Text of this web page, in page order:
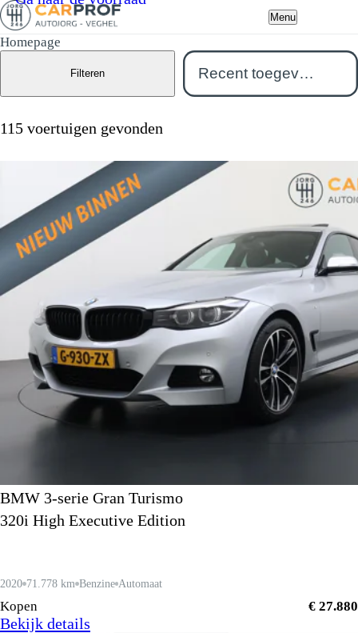
Menu
Homepage
115 voertuigen gevonden
Filteren
BMW 3-serie Gran Turismo
320i High Executive Edition
2020 71.778 km Benzine Automaat
Kopen € 27.880
Bekijk details